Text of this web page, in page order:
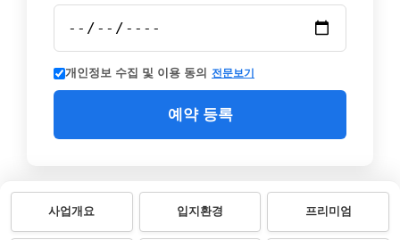
개인정보 수집 및 이용 동의 전문보기
예약 등록
사업개요 입지환경 프리미엄